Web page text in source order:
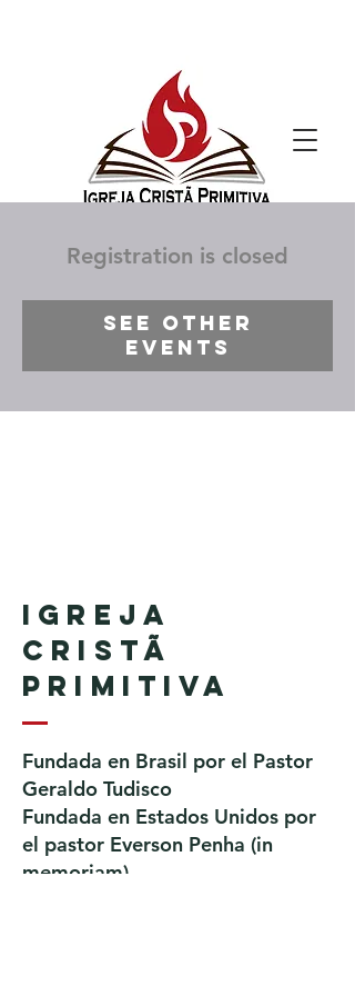
Registration is closed
See other
events
Igreja
Cristã
Primitiva
Fundada en Brasil por el Pastor
Geraldo Tudisco
Fundada en Estados Unidos por
el pastor Everson Penha ​(in
memoriam)